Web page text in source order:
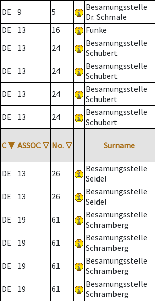
DE 9 5
Besamungsstelle
Dr. Schmale
DE
13 16 Funke
DE
13 24
Besamungsstelle
Schubert
DE 13 24
Besamungsstelle
Schubert
DE 13 24
Besamungsstelle
Schubert
DE 13 24
Besamungsstelle
Schubert
C ▼ ASSOC ▽ No. ▽ Surname
DE 13 26
Besamungsstelle
Seidel
DE 13 26
Besamungsstelle
Seidel
DE 19 61
Besamungsstelle
Schramberg
DE 19 61
Besamungsstelle
Schramberg
DE 19 61
Besamungsstelle
Schramberg
DE 19 61
Besamungsstelle
Schramberg